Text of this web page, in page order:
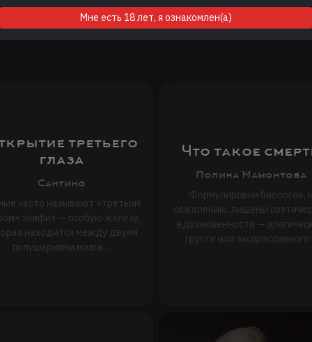
третьего
глаза
Сантино
часто называют «третьим
эпифиз — особую железу,
находится между двумя
полушариями мозга…
Что такое
Полина Мамонтова
Формулировки биологов, к
сожалению, лишены
вдохновенности —
грусти или
Мне есть 18 лет, я ознакомлен(а)